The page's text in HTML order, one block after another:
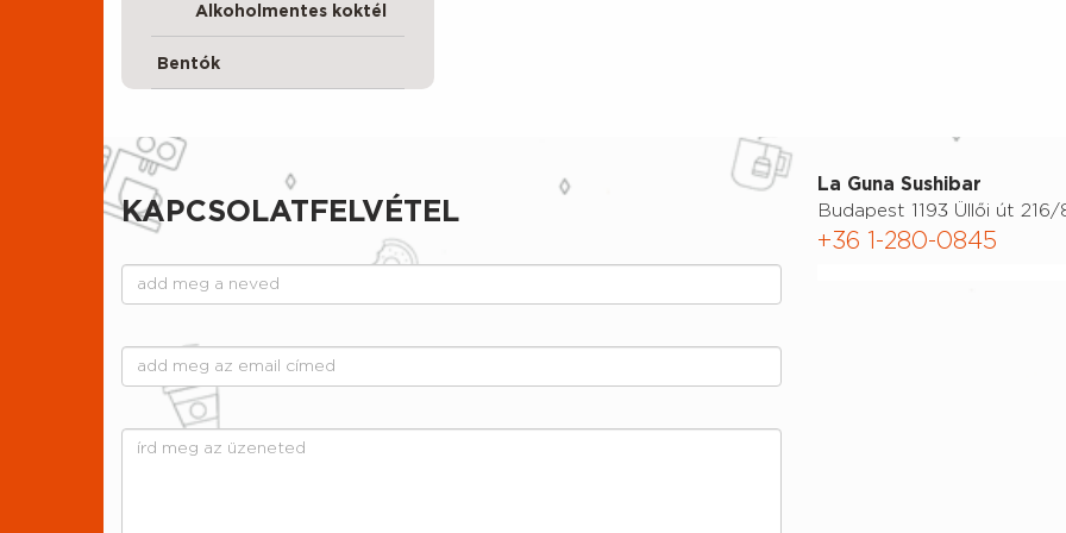
Alkoholmentes koktél
Bentók
La Guna Sushibar
Budapest 1193 Üllői út 216/
+36 1-280-0845
KAPCSOLATFELVÉTEL